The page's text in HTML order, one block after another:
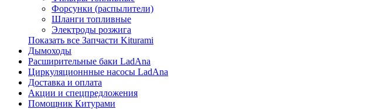
Форсунки (распылители)
Шланги топливные
Электроды розжига
Показать все Запчасти Kiturami
Дымоходы
Расширительные баки LadAna
Циркуляционнные насосы LadAna
Доставка и оплата
Акции и спецпредложения
Помощник Китурами